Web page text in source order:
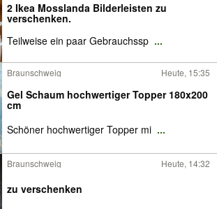
2 Ikea Mosslanda Bilderleisten zu
verschenken.
Teilweise ein paar Gebrauchssp ...
Braunschweig Heute, 15:35
Gel Schaum hochwertiger Topper 180x200
cm
Schöner hochwertiger Topper mi ...
Braunschweig Heute, 14:32
zu verschenken